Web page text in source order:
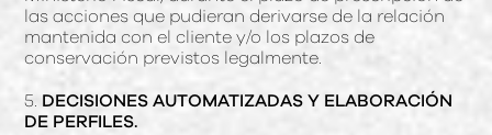
las acciones que pudieran derivarse de la relación
mantenida con el cliente y/o los plazos de
conservación previstos legalmente.
5. DECISIONES AUTOMATIZADAS Y ELABORACIÓN
DE PERFILES.